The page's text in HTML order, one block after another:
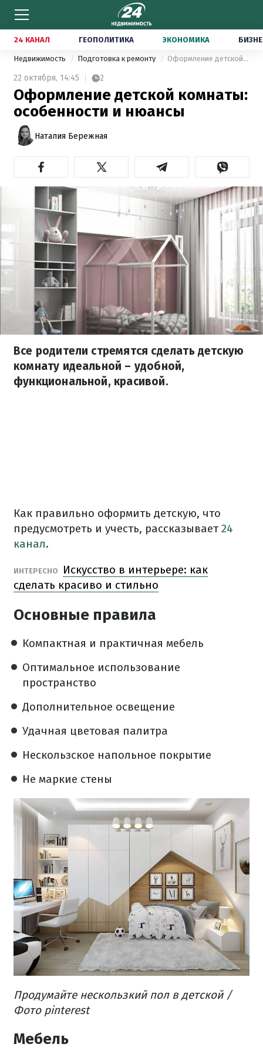
24 КАНАЛ ГЕОПОЛИТИКА ЭКОНОМИКА
Недвижимость Подготовка к ремонту Оформление детской комнаты: особенности и нюансы
22 октября, 14:45 2
Оформление детской комнаты:
особенности и нюансы
Наталия Бережная
Все родители стремятся сделать детскую
комнату идеальной – удобной,
функциональной, красивой.
Как правильно оформить детскую, что
предусмотреть и учесть, рассказывает24
канал.
ИНТЕРЕСНО
Искусство в интерьере: как
сделать красиво и стильно
Основные правила
Компактная и практичная мебель
Оптимальное использование
пространство
Дополнительное освещение
Удачная цветовая палитра
Нескользское напольное покрытие
Не маркие стены
Продумайте нескользкий пол в детской /
Фото pinterest
Мебель